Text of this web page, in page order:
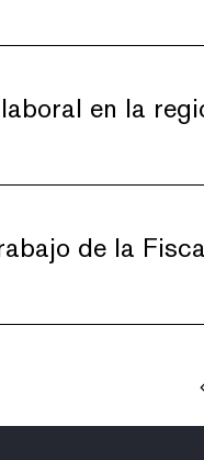
en la
de la